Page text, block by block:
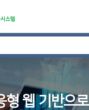
형 웹 기반으로